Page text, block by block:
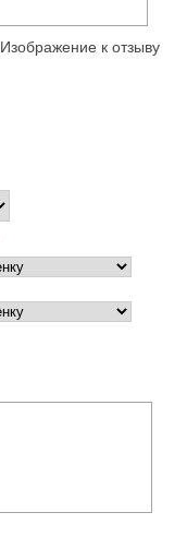
Изображение к отзыву